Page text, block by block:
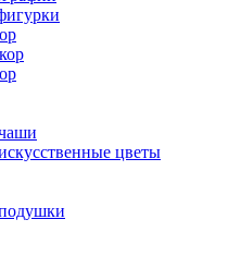
цветы